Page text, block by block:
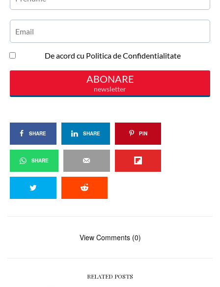
SHARE SHARE PIN
SHARE
View Comments (0)
RELATED POSTS